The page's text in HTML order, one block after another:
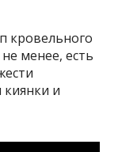
кровельного
менее, есть
и